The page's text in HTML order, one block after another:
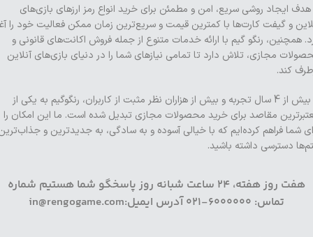
هدف ایجاد روشی سریع، امن و مطمئن برای خرید انواع رمز ارزهای بازی‌های
و گیفت کارت‌ها با کمترین قیمت و سریع‌ترین زمان ممکن فعالیت خود را
همچنین، رنگو گیم با ارائه خدمات متنوع از جمله فروش اکانت‌های قانونی و
مجازی، تلاش دارد تا تمامی نیازهای شما را در دنیای بازی‌های آنلاین
کند.
با بیش از 4 سال تجربه و بیش از هزاران نظر مثبت از کاربران، رنگوگیم به یکی از
مقاصد برای خرید محصولات مجازی تبدیل شده است. ما این امکان را
شما فراهم کرده‌ایم که با خیالی آسوده و به سادگی، به جدیدترین و
دسترسی داشته باشید.
هفت روز هفته، 24 ساعت شبانه روز پاسخگو شما هستیم شماره
تماس: 6000000-021 آدرس ایمیل:in@rengogame.com